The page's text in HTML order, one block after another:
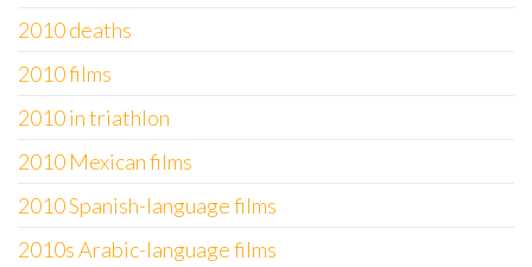
2010 deaths
2010 films
2010 in triathlon
2010 Mexican films
2010 Spanish-language films
2010s Arabic-language films